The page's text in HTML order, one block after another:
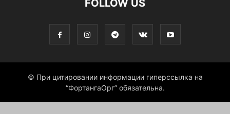
FOLLOW US
© При цитировании информации гиперссылка на
“ФортангаОрг” обязательна.